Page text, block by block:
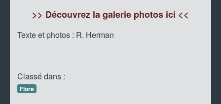
>> Découvrez la galerie photos ici <<
Texte et photos : R. Herman
Classé dans :
Flore